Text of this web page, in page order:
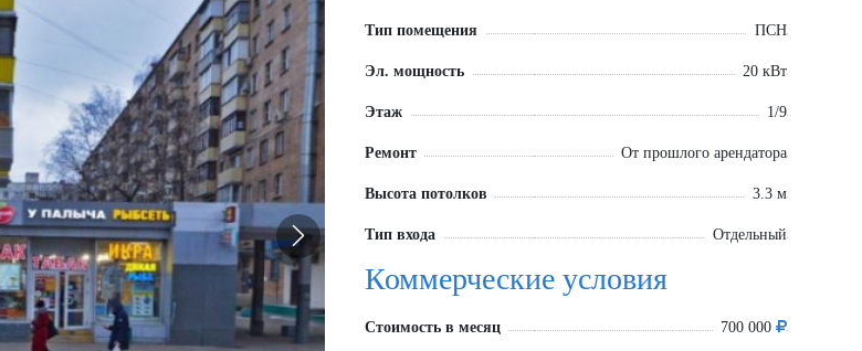
Тип помещения ПСН
Эл. мощность 20 кВт
Этаж 1/9
Ремонт От прошлого арендатора
Высота потолков 3.3 м
Тип входа Отдельный
Коммерческие условия
Стоимость в месяц 700 000